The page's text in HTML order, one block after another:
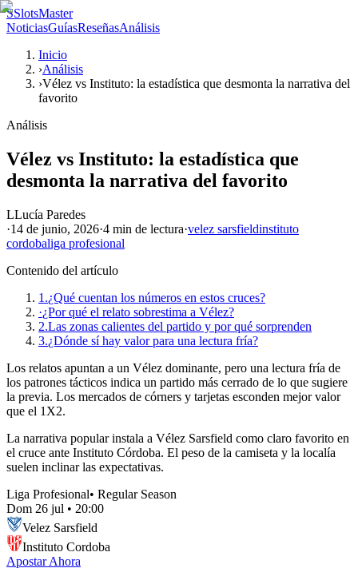
SSlotsMaster
NoticiasGuíasReseñasAnálisis
Inicio
›Análisis
›Vélez vs Instituto: la estadística que desmonta la narrativa del
favorito
Análisis
Vélez vs Instituto: la estadística que
desmonta la narrativa del favorito
LLucía Paredes
·14 de junio, 2026·4 min de lectura·velez sarsfieldinstituto
cordobaliga profesional
Contenido del artículo
1.¿Qué cuentan los números en estos cruces?
·¿Por qué el relato sobrestima a Vélez?
2.Las zonas calientes del partido y por qué sorprenden
3.¿Dónde sí hay valor para una lectura fría?
Los relatos apuntan a un Vélez dominante, pero una lectura fría de
los patrones tácticos indica un partido más cerrado de lo que sugiere
la previa. Los mercados de córners y tarjetas esconden mejor valor
que el 1X2.
La narrativa popular instala a Vélez Sarsfield como claro favorito en
el cruce ante Instituto Córdoba. El peso de la camiseta y la localía
suelen inclinar las expectativas.
Liga Profesional• Regular Season
Dom 26 jul • 20:00
Velez Sarsfield
Instituto Cordoba
Apostar Ahora